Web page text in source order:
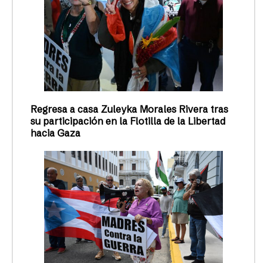
Regresa a casa Zuleyka Morales Rivera tras
su participación en la Flotilla de la Libertad
hacia Gaza